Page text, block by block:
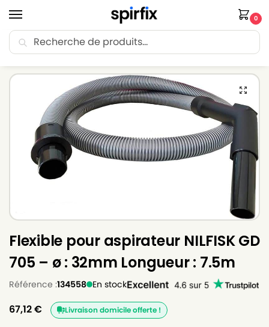
0
🚚 Livraison Point Relais offerte dès 30€ d’achat.
Flexible pour aspirateur NILFISK GD
705 – ø : 32mm Longueur : 7.5m
Référence :134558 En stock
67,12€ Livraison domicile offerte !